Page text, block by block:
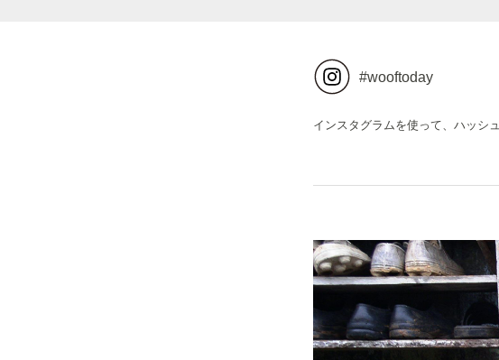
#wooftoday
インスタグラムを使って、ハッシ